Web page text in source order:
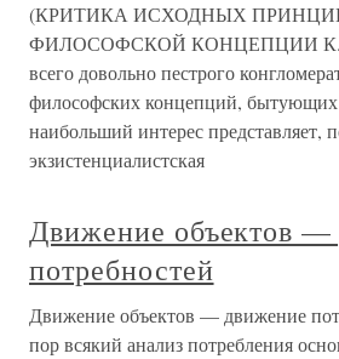
(КРИТИКА ИСХОДНЫХ
ФИЛОСОФСКОЙ КОНЦЕПЦИИ К.
всего довольно пестрого
философских концепций, бытующих
наибольший интерес представляет,
экзистенциалистская
Движение объектов —
потребностей
Движение объектов — движение
пор всякий анализ потребления